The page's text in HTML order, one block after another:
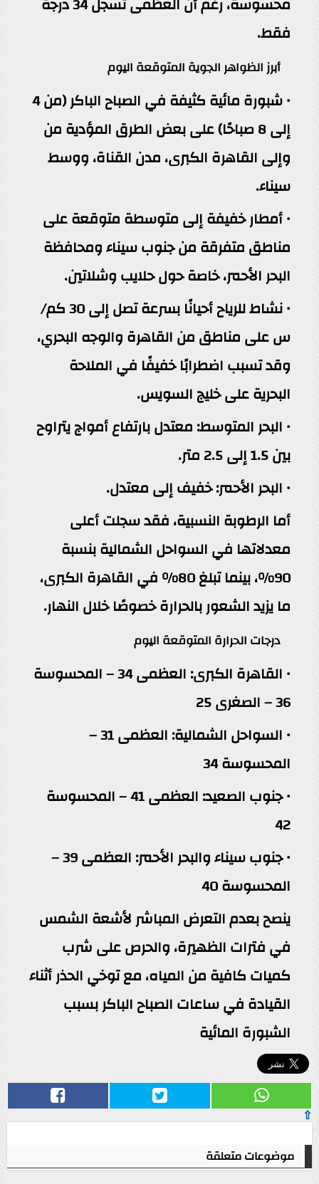
فقط.
أبرز الظواهر الجوية المتوقعة اليوم
• شبورة مائية كثيفة في الصباح الباكر (من 4
إلى 8 صباحًا) على بعض الطرق المؤدية من
وإلى القاهرة الكبرى، مدن القناة، ووسط
سيناء.
• أمطار خفيفة إلى متوسطة متوقعة على
مناطق متفرقة من جنوب سيناء ومحافظة
البحر الأحمر، خاصة حول حلايب وشلاتين.
• نشاط للرياح أحيانًا بسرعة تصل إلى 30 كم/
س على مناطق من القاهرة والوجه البحري،
وقد تسبب اضطرابًا خفيفًا في الملاحة
البحرية على خليج السويس.
• البحر المتوسط: معتدل بارتفاع أمواج يتراوح
بين 1.5 إلى 2.5 متر.
• البحر الأحمر: خفيف إلى معتدل.
أما الرطوبة النسبية، فقد سجلت أعلى
معدلاتها في السواحل الشمالية بنسبة
90%، بينما تبلغ 80% في القاهرة الكبرى،
ما يزيد الشعور بالحرارة خصوصًا خلال النهار.
درجات الحرارة المتوقعة اليوم
• القاهرة الكبرى: العظمى 34 – المحسوسة
36 – الصغرى 25
• السواحل الشمالية: العظمى 31 –
المحسوسة 34
• جنوب الصعيد: العظمى 41 – المحسوسة
42
• جنوب سيناء والبحر الأحمر: العظمى 39 –
المحسوسة 40
ينصح بعدم التعرض المباشر لأشعة الشمس
في فترات الظهيرة، والحرص على شرب
كميات كافية من المياه، مع توخي الحذر أثناء
القيادة في ساعات الصباح الباكر بسبب
الشبورة المائية
⇧
موضوعات متعلقة